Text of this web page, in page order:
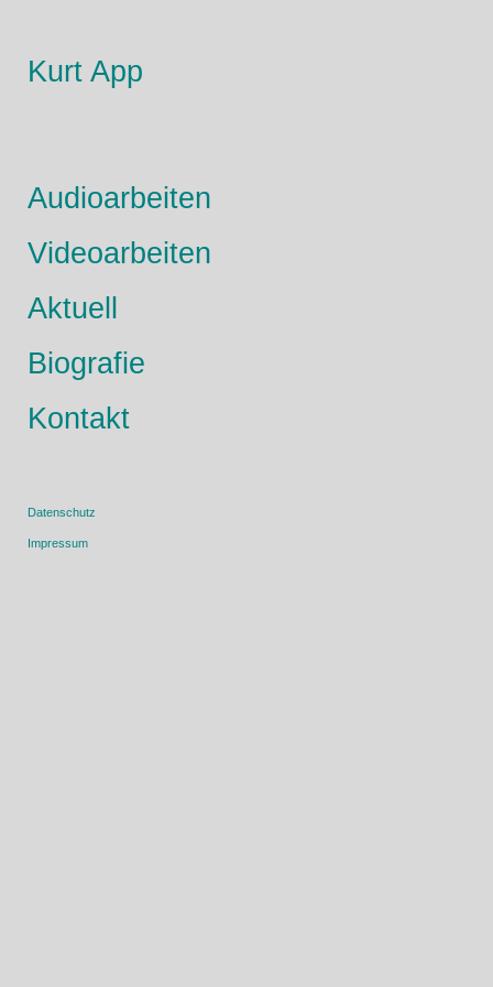
Kurt App
Audioarbeiten
Videoarbeiten
Aktuell
Biografie
Kontakt
Datenschutz
Impressum